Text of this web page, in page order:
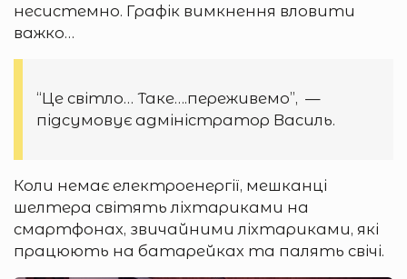
несистемно. Графік вимкнення вловити
важко…
“Це світло… Таке….переживемо”, —
підсумовує адміністратор Василь.
Коли немає електроенергії, мешканці
шелтера світять ліхтариками на
смартфонах, звичайними ліхтариками, які
працюють на батарейках та палять свічі.